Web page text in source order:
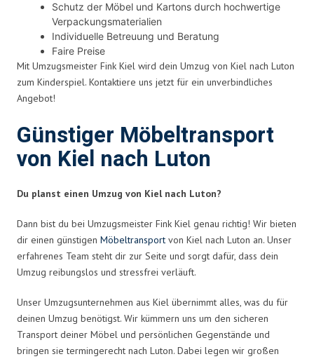
Schutz der Möbel und Kartons durch hochwertige
Verpackungsmaterialien
Individuelle Betreuung und Beratung
Faire Preise
Mit Umzugsmeister Fink Kiel wird dein Umzug von Kiel nach Luton
zum Kinderspiel. Kontaktiere uns jetzt für ein unverbindliches
Angebot!
Günstiger Möbeltransport
von Kiel nach Luton
Du planst einen Umzug von Kiel nach Luton?
Dann bist du bei Umzugsmeister Fink Kiel genau richtig! Wir bieten
dir einen günstigen Möbeltransport von Kiel nach Luton an. Unser
erfahrenes Team steht dir zur Seite und sorgt dafür, dass dein
Umzug reibungslos und stressfrei verläuft.
Unser Umzugsunternehmen aus Kiel übernimmt alles, was du für
deinen Umzug benötigst. Wir kümmern uns um den sicheren
Transport deiner Möbel und persönlichen Gegenstände und
bringen sie termingerecht nach Luton. Dabei legen wir großen